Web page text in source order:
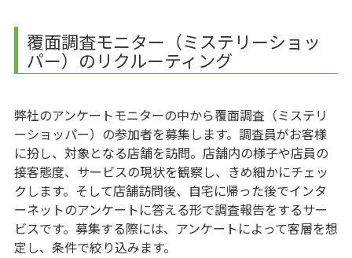
覆面調査モニター（ミステリーショッ
パー）のリクルーティング
弊社のアンケートモニターの中から覆面調査（ミステリ
ーショッパー）の参加者を募集します。調査員がお客様
に扮し、対象となる店舗を訪問。店舗内の様子や店員の
接客態度、サービスの現状を観察し、きめ細かにチェッ
クします。そして店舗訪問後、自宅に帰った後でインタ
ーネットのアンケートに答える形で調査報告をするサー
ビスです。募集する際には、アンケートによって客層を想
定し、条件で絞り込みます。